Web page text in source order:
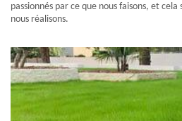
passionnés par ce que nous faisons, et
nous réalisons.